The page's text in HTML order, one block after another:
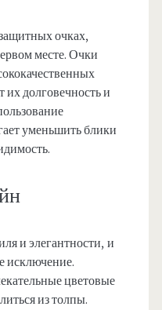
очках,
месте. Очки
их долговечность и
уменьшить блики
и элегантности, и
исключение.
цветовые
из толпы.